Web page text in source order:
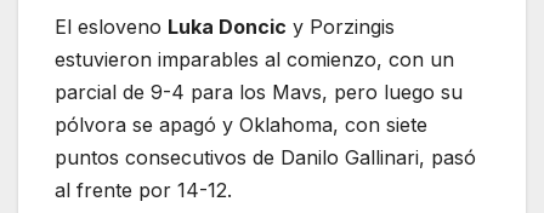
El esloveno Luka Doncic y Porzingis
estuvieron imparables al comienzo, con un
parcial de 9-4 para los Mavs, pero luego su
pólvora se apagó y Oklahoma, con siete
puntos consecutivos de Danilo Gallinari, pasó
al frente por 14-12.